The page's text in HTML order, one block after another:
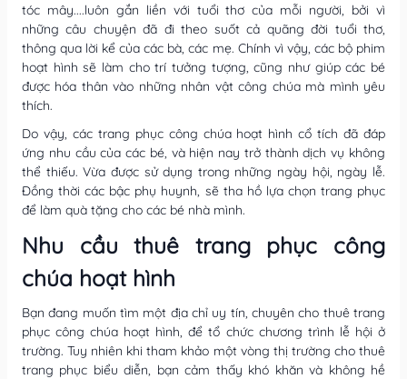
tóc mây....luôn gắn liền với tuổi thơ của mỗi người, bởi vì
những câu chuyện đã đi theo suốt cả quãng đời tuổi thơ,
thông qua lời kể của các bà, các mẹ. Chính vì vậy, các bộ phim
hoạt hình sẽ làm cho trí tưởng tượng, cũng như giúp các bé
được hóa thân vào những nhân vật công chúa mà mình yêu
thích.
Do vậy, các trang phục công chúa hoạt hình cổ tích đã đáp
ứng nhu cầu của các bé, và hiện nay trở thành dịch vụ không
thể thiếu. Vừa được sử dụng trong những ngày hội, ngày lễ.
Đồng thời các bậc phụ huynh, sẽ tha hồ lựa chọn trang phục
để làm quà tặng cho các bé nhà mình.
Nhu cầu thuê trang phục công
chúa hoạt hình
Bạn đang muốn tìm một địa chỉ uy tín, chuyên cho thuê trang
phục công chúa hoạt hình, để tổ chức chương trình lễ hội ở
trường. Tuy nhiên khi tham khảo một vòng thị trường cho thuê
trang phục biểu diễn, bạn cảm thấy khó khăn và không hề